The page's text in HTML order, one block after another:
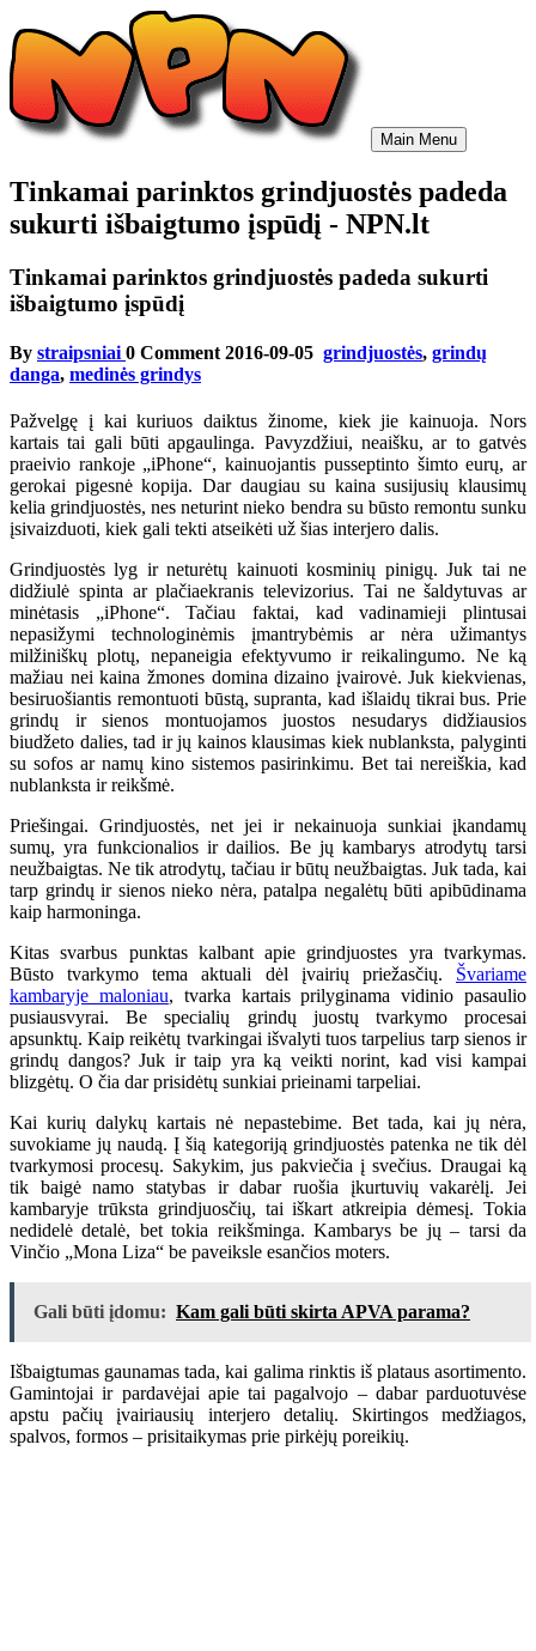
to
content
Main Menu
Tinkamai parinktos grindjuostės padeda
sukurti išbaigtumo įspūdį - NPN.lt
Tinkamai parinktos grindjuostės padeda sukurti
išbaigtumo įspūdį
By straipsniai 0 Comment 2016-09-05 grindjuostės, grindų
danga, medinės grindys
Pažvelgę į kai kuriuos daiktus žinome, kiek jie kainuoja. Nors
kartais tai gali būti apgaulinga. Pavyzdžiui, neaišku, ar to gatvės
praeivio rankoje „iPhone“, kainuojantis pusseptinto šimto eurų, ar
gerokai pigesnė kopija. Dar daugiau su kaina susijusių klausimų
kelia grindjuostės, nes neturint nieko bendra su būsto remontu sunku
įsivaizduoti, kiek gali tekti atseikėti už šias interjero dalis.
Grindjuostės lyg ir neturėtų kainuoti kosminių pinigų. Juk tai ne
didžiulė spinta ar plačiaekranis televizorius. Tai ne šaldytuvas ar
minėtasis „iPhone“. Tačiau faktai, kad vadinamieji plintusai
nepasižymi technologinėmis įmantrybėmis ar nėra užimantys
milžiniškų plotų, nepaneigia efektyvumo ir reikalingumo. Ne ką
mažiau nei kaina žmones domina dizaino įvairovė. Juk kiekvienas,
besiruošiantis remontuoti būstą, supranta, kad išlaidų tikrai bus. Prie
grindų ir sienos montuojamos juostos nesudarys didžiausios
biudžeto dalies, tad ir jų kainos klausimas kiek nublanksta, palyginti
su sofos ar namų kino sistemos pasirinkimu. Bet tai nereiškia, kad
nublanksta ir reikšmė.
Priešingai. Grindjuostės, net jei ir nekainuoja sunkiai įkandamų
sumų, yra funkcionalios ir dailios. Be jų kambarys atrodytų tarsi
neužbaigtas. Ne tik atrodytų, tačiau ir būtų neužbaigtas. Juk tada, kai
tarp grindų ir sienos nieko nėra, patalpa negalėtų būti apibūdinama
kaip harmoninga.
Kitas svarbus punktas kalbant apie grindjuostes yra tvarkymas.
Būsto tvarkymo tema aktuali dėl įvairių priežasčių. Švariame
kambaryje maloniau, tvarka kartais prilyginama vidinio pasaulio
pusiausvyrai. Be specialių grindų juostų tvarkymo procesai
apsunktų. Kaip reikėtų tvarkingai išvalyti tuos tarpelius tarp sienos ir
grindų dangos? Juk ir taip yra ką veikti norint, kad visi kampai
blizgėtų. O čia dar prisidėtų sunkiai prieinami tarpeliai.
Kai kurių dalykų kartais nė nepastebime. Bet tada, kai jų nėra,
suvokiame jų naudą. Į šią kategoriją grindjuostės patenka ne tik dėl
tvarkymosi procesų. Sakykim, jus pakviečia į svečius. Draugai ką
tik baigė namo statybas ir dabar ruošia įkurtuvių vakarėlį. Jei
kambaryje trūksta grindjuosčių, tai iškart atkreipia dėmesį. Tokia
nedidelė detalė, bet tokia reikšminga. Kambarys be jų – tarsi da
Vinčio „Mona Liza“ be paveiksle esančios moters.
Gali būti įdomu: Kam gali būti skirta APVA parama?
Išbaigtumas gaunamas tada, kai galima rinktis iš plataus asortimento.
Gamintojai ir pardavėjai apie tai pagalvojo – dabar parduotuvėse
apstu pačių įvairiausių interjero detalių. Skirtingos medžiagos,
spalvos, formos – prisitaikymas prie pirkėjų poreikių.